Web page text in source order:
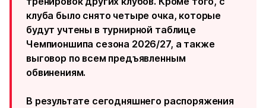
клуба было снято четыре очка, которые
будут учтены в турнирной таблице
Чемпионшипа сезона 2026/27, а также
выговор по всем предъявленным
обвинениям.
В результате сегодняшнего распоряжения